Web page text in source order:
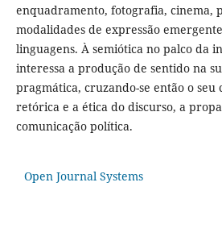
enquadramento, fotografia, cinema,
modalidades de expressão
linguagens. À semiótica no palco da
interessa a produção de sentido na
pragmática, cruzando-se então o seu
retórica e a ética do discurso, a
comunicação política.
Open Journal Systems